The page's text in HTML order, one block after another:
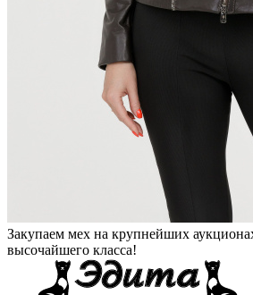
Закупаем мех на крупнейших
высочайшего класса!